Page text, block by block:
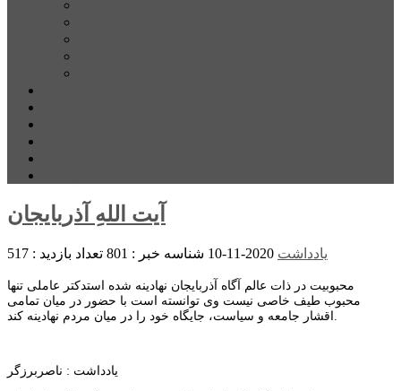
آیت اللهِ آذربایجان
یادداشت 2020-11-10 شناسه خبر : 801 تعداد بازدید : 517
محبوبیت در ذات عالم آگاه آذربایجان نهادینه شده استدکتر عاملی تنها
محبوب طیف خاصی نیست وی توانسته است با حضور در میان تمامی
اقشار جامعه و سیاست، جایگاه خود را در میان مردم نهادینه کند.
یادداشت : ناصربرزگر